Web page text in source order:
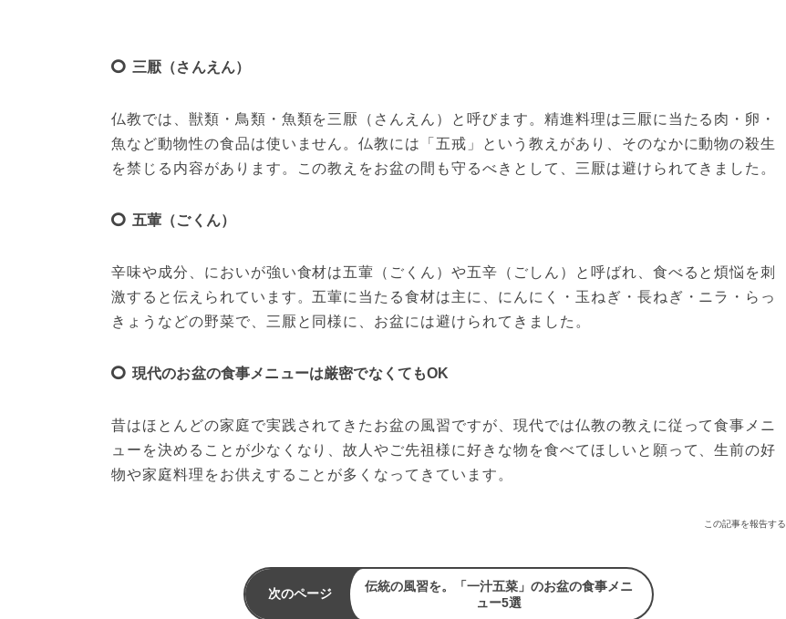
三厭（さんえん）
仏教では、獣類・鳥類・魚類を三厭（さんえん）と呼びます。精進料理は三厭に当たる肉・卵・
魚など動物性の食品は使いません。仏教には「五戒」という教えがあり、そのなかに動物の殺生
を禁じる内容があります。この教えをお盆の間も守るべきとして、三厭は避けられてきました。
五葷（ごくん）
辛味や成分、においが強い食材は五葷（ごくん）や五辛（ごしん）と呼ばれ、食べると煩悩を刺
激すると伝えられています。五葷に当たる食材は主に、にんにく・玉ねぎ・長ねぎ・ニラ・らっ
きょうなどの野菜で、三厭と同様に、お盆には避けられてきました。
現代のお盆の食事メニューは厳密でなくてもOK
昔はほとんどの家庭で実践されてきたお盆の風習ですが、現代では仏教の教えに従って食事メニ
ューを決めることが少なくなり、故人やご先祖様に好きな物を食べてほしいと願って、生前の好
物や家庭料理をお供えすることが多くなってきています。
この記事を報告する
次のページ
伝統の風習を。「一汁五菜」のお盆の食事メニ
ュー5選